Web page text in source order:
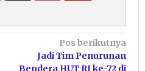
Pos berikutnya
Jadi Tim Penurunan
Bendera HUT RI ke-72 di